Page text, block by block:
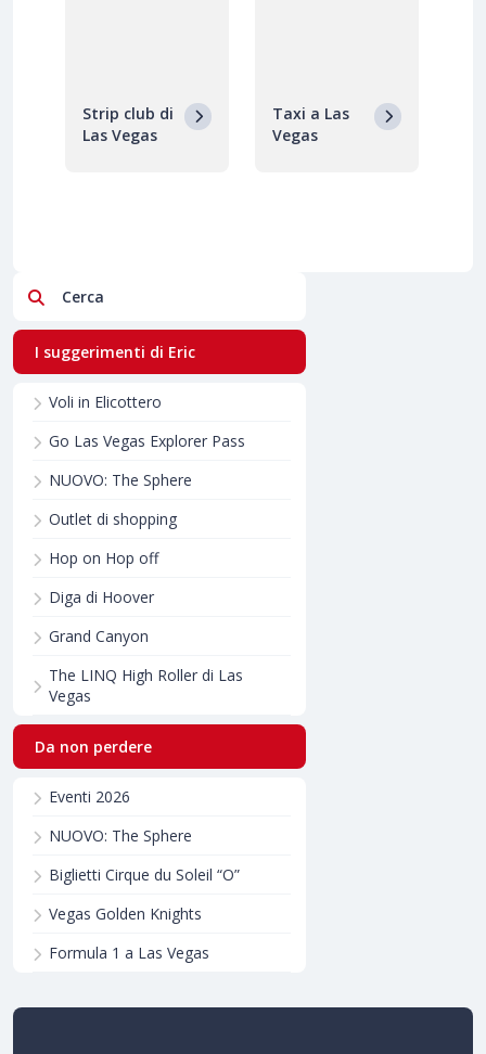
Strip club di
Las Vegas
Taxi a Las
Vegas
Cerca
I suggerimenti di Eric
Voli in Elicottero
Go Las Vegas Explorer Pass
NUOVO: The Sphere
Outlet di shopping
Hop on Hop off
Diga di Hoover
Grand Canyon
The LINQ High Roller di Las
Vegas
Da non perdere
Eventi 2026
NUOVO: The Sphere
Biglietti Cirque du Soleil “O”
Vegas Golden Knights
Formula 1 a Las Vegas